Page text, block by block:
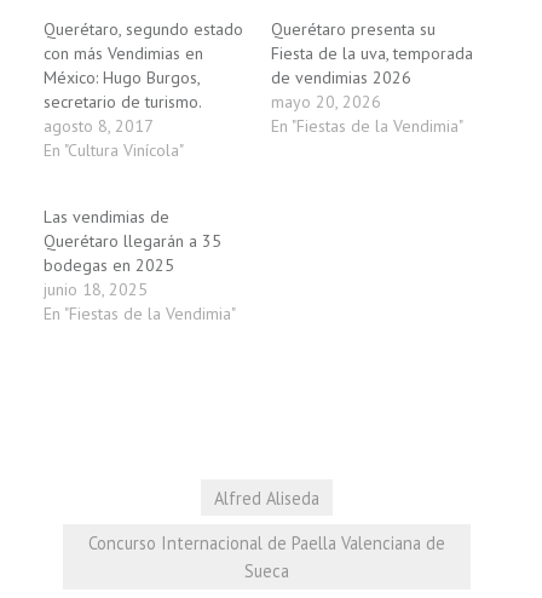
Querétaro, segundo estado
con más Vendimias en
México: Hugo Burgos,
secretario de turismo.
agosto 8, 2017
En "Cultura Vinícola"
Querétaro presenta su
Fiesta de la uva, temporada
de vendimias 2026
mayo 20, 2026
En "Fiestas de la Vendimia"
Las vendimias de
Querétaro llegarán a 35
bodegas en 2025
junio 18, 2025
En "Fiestas de la Vendimia"
Alfred Aliseda
Concurso Internacional de Paella Valenciana de
Sueca